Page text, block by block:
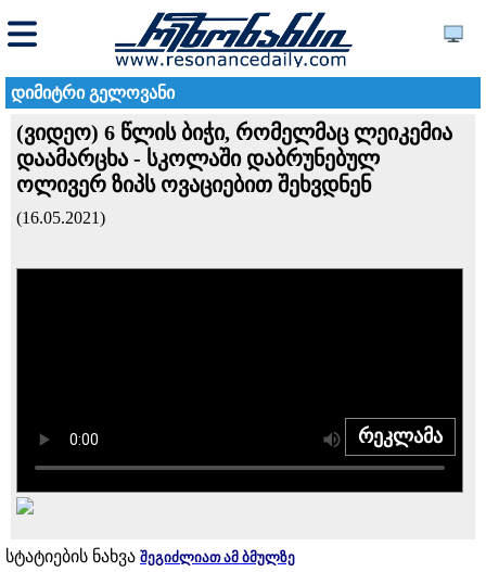
დიმიტრი გელოვანი
(ვიდეო) 6 წლის ბიჭი, რომელმაც ლეიკემია
დაამარცხა - სკოლაში დაბრუნებულ
ოლივერ ზიპს ოვაციებით შეხვდნენ
(16.05.2021)
რეკლამა
სტატიების ნახვა შეგიძლიათ ამ ბმულზე